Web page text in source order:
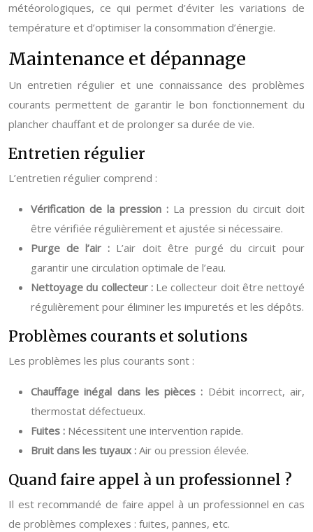
météorologiques, ce qui permet d’éviter les variations de
température et d’optimiser la consommation d’énergie.
Maintenance et dépannage
Un entretien régulier et une connaissance des problèmes
courants permettent de garantir le bon fonctionnement du
plancher chauffant et de prolonger sa durée de vie.
Entretien régulier
L’entretien régulier comprend :
Vérification de la pression : La pression du circuit doit
être vérifiée régulièrement et ajustée si nécessaire.
Purge de l’air : L’air doit être purgé du circuit pour
garantir une circulation optimale de l’eau.
Nettoyage du collecteur : Le collecteur doit être nettoyé
régulièrement pour éliminer les impuretés et les dépôts.
Problèmes courants et solutions
Les problèmes les plus courants sont :
Chauffage inégal dans les pièces : Débit incorrect, air,
thermostat défectueux.
Fuites : Nécessitent une intervention rapide.
Bruit dans les tuyaux : Air ou pression élevée.
Quand faire appel à un professionnel ?
Il est recommandé de faire appel à un professionnel en cas
de problèmes complexes : fuites, pannes, etc.